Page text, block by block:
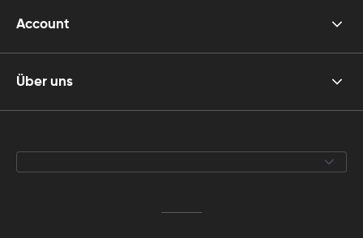
Account
Über uns